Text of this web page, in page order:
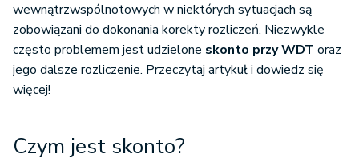
wewnątrzwspólnotowych w niektórych sytuacjach są
zobowiązani do dokonania korekty rozliczeń. Niezwykle
często problemem jest udzielone skonto przy WDT oraz
jego dalsze rozliczenie. Przeczytaj artykuł i dowiedz się
więcej!
Czym jest skonto?